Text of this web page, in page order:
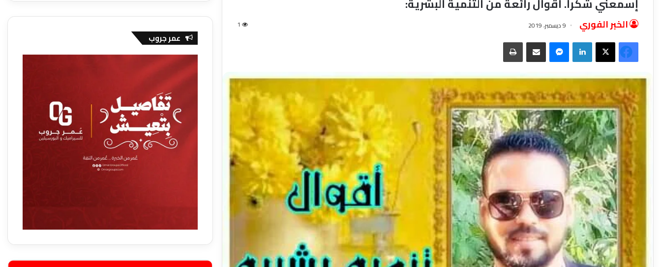
الخبر الفوري 9 ديسمبر، 2019 1
فيسبوك‫X لينكدإن ماسنجر مشاركة عبر البريد طباعة عمر جروب